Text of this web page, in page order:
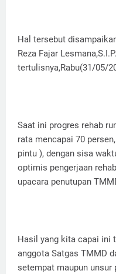
Hal tersebut
Reza Fajar
tertulisnya,Rabu(31/05/
Saat ini progres rehab
rata mencapai 70
pintu ), dengan sisa
optimis pengerjaan
upacara penutupan
Hasil yang kita capai ini
anggota Satgas TMMD
setempat maupun unsur